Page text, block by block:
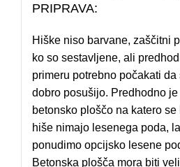
PRIPRAVA:
Hiške niso barvane, zaščitni
ko so sestavljene, ali
primeru potrebno počakati
dobro posušijo. Predhodno
betonsko ploščo na katero
hiše nimajo lesenega poda,
ponudimo opcijsko lesene
Betonska plošča mora biti